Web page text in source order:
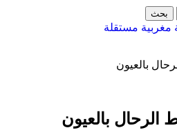
بالعيون
الرحال بالعيون